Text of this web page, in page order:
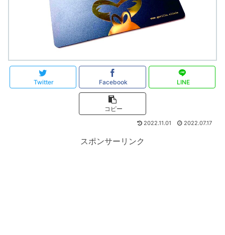
Twitter Facebook LINE
コピー
2022.11.01 2022.07.17
スポンサーリンク